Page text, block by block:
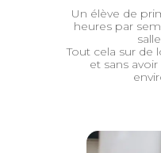
Un élève de
heures par
Tout cela sur de
et sans